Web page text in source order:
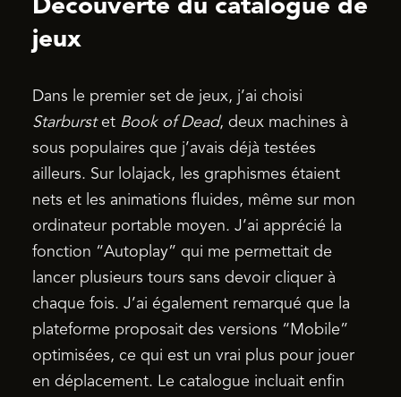
Découverte du catalogue de
jeux
Dans le premier set de jeux, j’ai choisi
Starburstet Book of Dead, deux machines à
sous populaires que j’avais déjà testées
ailleurs. Sur lolajack, les graphismes étaient
nets et les animations fluides, même sur mon
ordinateur portable moyen. J’ai apprécié la
fonction “Autoplay” qui me permettait de
lancer plusieurs tours sans devoir cliquer à
chaque fois. J’ai également remarqué que la
plateforme proposait des versions “Mobile”
optimisées, ce qui est un vrai plus pour jouer
en déplacement. Le catalogue incluait enfin